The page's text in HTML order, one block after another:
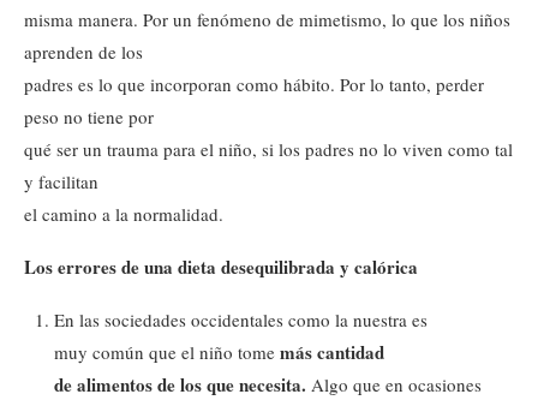
misma manera. Por un fenómeno de mimetismo, lo que los niños
aprenden de los
padres es lo que incorporan como hábito. Por lo tanto, perder
peso no tiene por
qué ser un trauma para el niño, si los padres no lo viven como tal
y facilitan
el camino a la normalidad.
Los errores de una dieta desequilibrada y calórica
En las sociedades occidentales como la nuestra es
muy común que el niño tome más cantidad
de alimentos de los que necesita. Algo que en ocasiones